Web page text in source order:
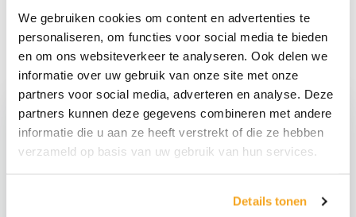
We gebruiken cookies om content en advertenties te
personaliseren, om functies voor social media te bieden
en om ons websiteverkeer te analyseren. Ook delen we
informatie over uw gebruik van onze site met onze
partners voor social media, adverteren en analyse. Deze
partners kunnen deze gegevens combineren met andere
informatie die u aan ze heeft verstrekt of die ze hebben
verzameld op basis van uw gebruik van hun services.
Details tonen